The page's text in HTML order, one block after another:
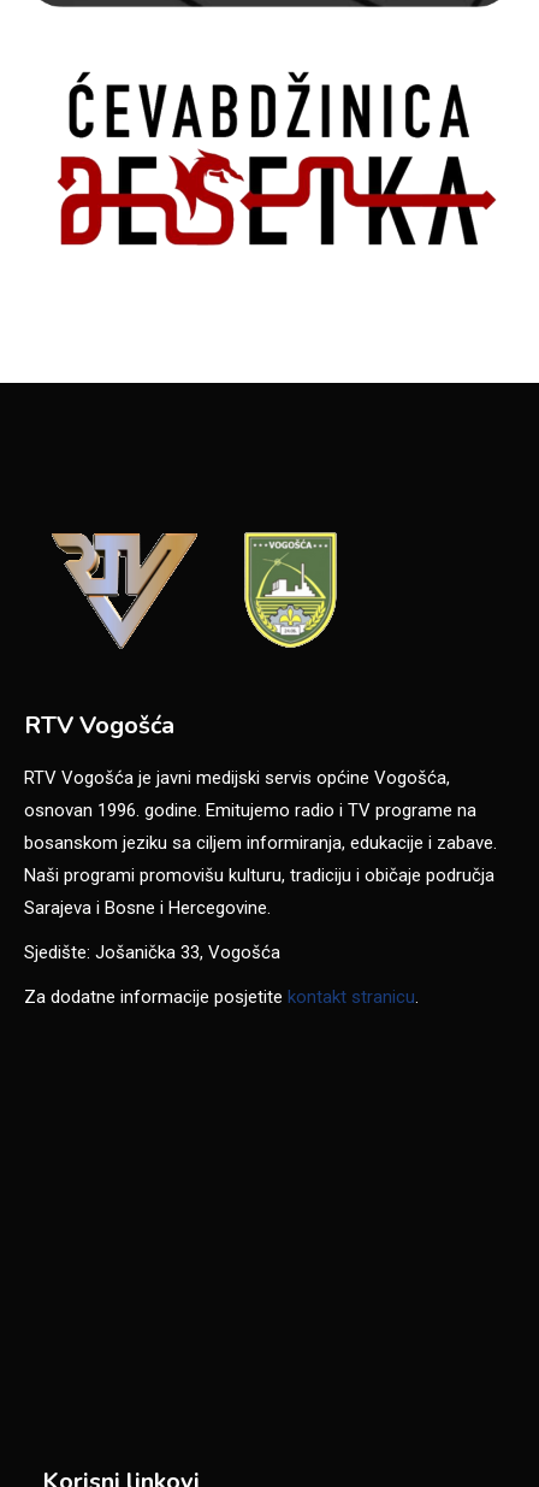
RTV Vogošća
RTV Vogošća je javni medijski servis općine Vogošća,
osnovan 1996. godine. Emitujemo radio i TV programe na
bosanskom jeziku sa ciljem informiranja, edukacije i zabave.
Naši programi promovišu kulturu, tradiciju i običaje područja
Sarajeva i Bosne i Hercegovine.
Sjedište: Jošanička 33, Vogošća
Za dodatne informacije posjetite kontakt stranicu